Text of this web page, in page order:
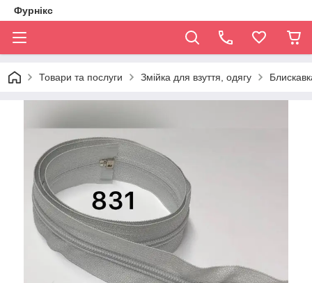
Фурнікс
Товари та послуги Змійка для взуття, одягу